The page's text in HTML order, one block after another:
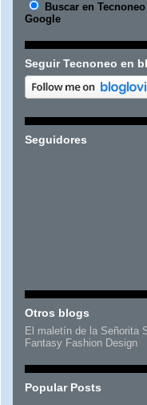
Buscar en Tecnoneo
Google
Seguir Tecnoneo en
Seguidores
Otros blogs
El maletín de la Señorita
Fantasy Fashion Design
Popular Posts